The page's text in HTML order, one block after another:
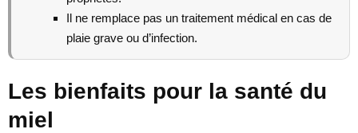
Il ne remplace pas un traitement médical en cas de
plaie grave ou d’infection.
Les bienfaits pour la santé du
miel